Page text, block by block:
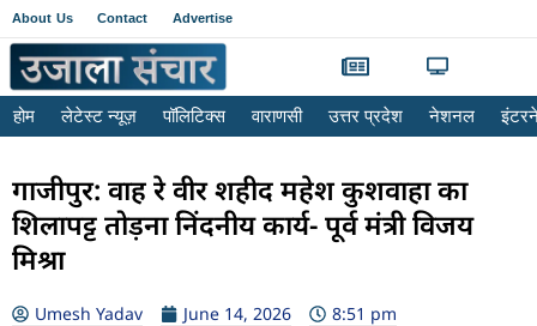
About Us Contact Advertise
होम लेटेस्ट न्यूज़ पॉलिटिक्स वाराणसी उत्तर प्रदेश नेशनल
गाजीपुर: वाह रे वीर शहीद महेश कुशवाहा का
शिलापट्ट तोड़ना निंदनीय कार्य- पूर्व मंत्री विजय
मिश्रा
Umesh Yadav June 14, 2026
8:51 pm